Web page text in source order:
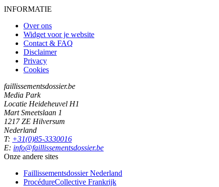
INFORMATIE
Over ons
Widget voor je website
Contact & FAQ
Disclaimer
Privacy
Cookies
faillissementsdossier.be
Media Park
Locatie Heideheuvel H1
Mart Smeetslaan 1
1217 ZE Hilversum
Nederland
T: +31(0)85-3330016
E: info@faillissementsdossier.be
Onze andere sites
Faillissementsdossier Nederland
ProcédureCollective Frankrijk